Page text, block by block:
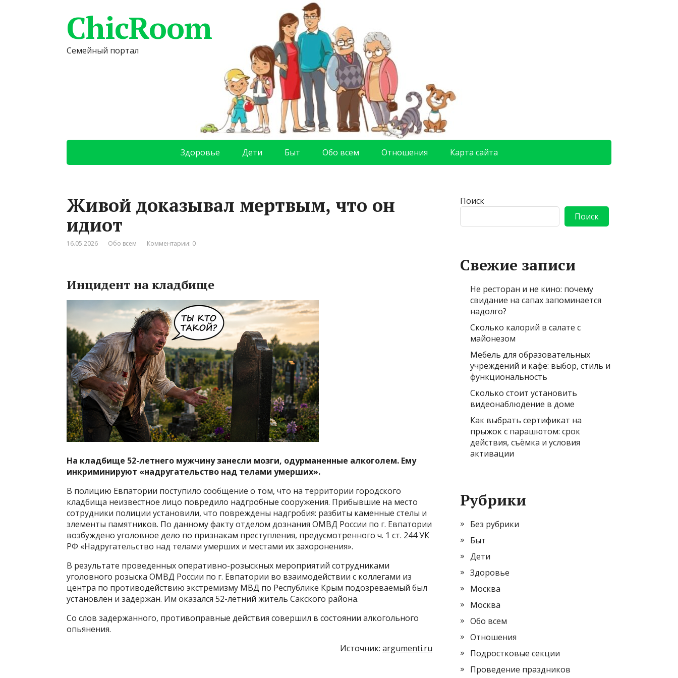
ChicRoom
Семейный портал
Здоровье Дети Быт Обо всем Отношения Карта сайта
Живой доказывал мертвым, что он
идиот
16.05.2026 Обо всем Комментарии: 0
Инцидент на кладбище
На кладбище 52-летнего мужчину занесли мозги, одурманенные алкоголем. Ему
инкриминируют «надругательство над телами умерших».
В полицию Евпатории поступило сообщение о том, что на территории городского
кладбища неизвестное лицо повредило надгробные сооружения. Прибывшие на место
сотрудники полиции установили, что повреждены надгробия: разбиты каменные стелы и
элементы памятников. По данному факту отделом дознания ОМВД России по г. Евпатории
возбуждено уголовное дело по признакам преступления, предусмотренного ч. 1 ст. 244 УК
РФ «Надругательство над телами умерших и местами их захоронения».
В результате проведенных оперативно-розыскных мероприятий сотрудниками
уголовного розыска ОМВД России по г. Евпатории во взаимодействии с коллегами из
центра по противодействию экстремизму МВД по Республике Крым подозреваемый был
установлен и задержан. Им оказался 52-летний житель Сакского района.
Со слов задержанного, противоправные действия совершил в состоянии алкогольного
опьянения.
Источник: argumenti.ru
Поиск
Поиск
Свежие записи
Не ресторан и не кино: почему
свидание на сапах запоминается
надолго?
Сколько калорий в салате с
майонезом
Мебель для образовательных
учреждений и кафе: выбор, стиль и
функциональность
Сколько стоит установить
видеонаблюдение в доме
Как выбрать сертификат на
прыжок с парашютом: срок
действия, съёмка и условия
активации
Рубрики
Без рубрики
Быт
Дети
Здоровье
Москва
Москва
Обо всем
Отношения
Подростковые секции
Проведение праздников